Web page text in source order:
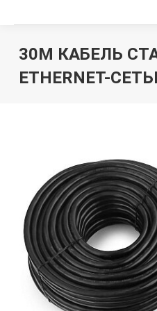
30М КАБЕЛЬ
ETHERNET-